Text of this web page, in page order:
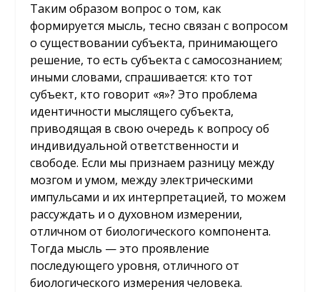
Таким образом вопрос о том, как
формируется мысль, тесно связан с вопросом
о существовании субъекта, принимающего
решение, то есть субъекта с самосознанием;
иными словами, спрашивается: кто тот
субъект, кто говорит «я»? Это проблема
идентичности мыслящего субъекта,
приводящая в свою очередь к вопросу об
индивидуальной ответственности и
свободе. Если мы признаем разницу между
мозгом и умом, между электрическими
импульсами и их интерпретацией, то можем
рассуждать и о духовном измерении,
отличном от биологического компонента.
Тогда мысль — это проявление
последующего уровня, отличного от
биологического измерения человека.